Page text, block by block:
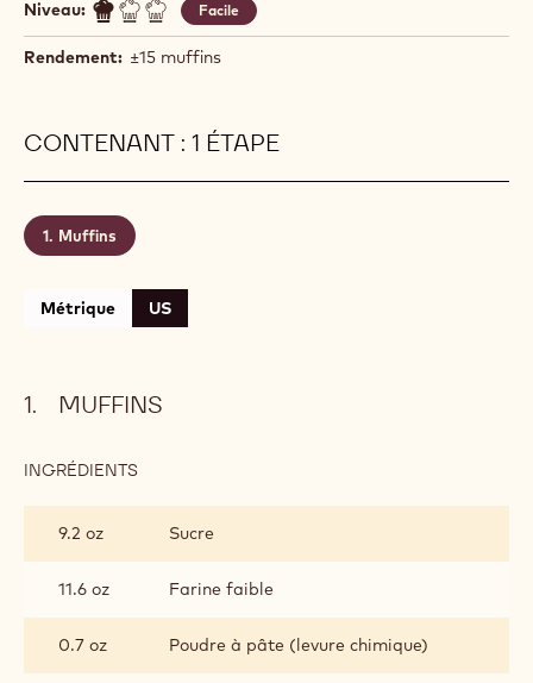
Niveau: Facile
Rendement: ±15 muffins
CONTENANT : 1 ÉTAPE
Muffins
Métrique US
MUFFINS
INGRÉDIENTS
9.2 oz
Sucre
11.6 oz Farine faible
0.7 oz Poudre à pâte (levure chimique)